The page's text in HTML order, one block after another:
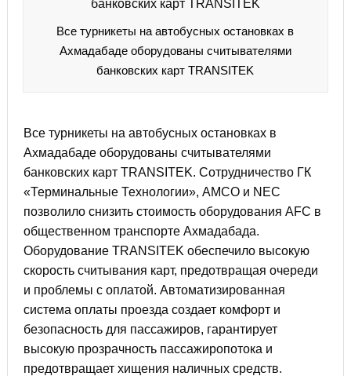
Все турникеты на автобусных остановках в
Ахмадабаде оборудованы считывателями
банковских карт TRANSITEK
Все турникеты на автобусных остановках в
Ахмадабаде оборудованы считывателями
банковских карт TRANSITEK. Сотрудничество ГК
«Терминальные Технологии», AMCO и NEC
позволило снизить стоимость оборудования AFC в
общественном транспорте Ахмадабада.
Оборудование TRANSITEK обеспечило высокую
скорость считывания карт, предотвращая очереди
и проблемы с оплатой. Автоматизированная
система оплаты проезда создает комфорт и
безопасность для пассажиров, гарантирует
высокую прозрачность пассажиропотока и
предотвращает хищения наличных средств.